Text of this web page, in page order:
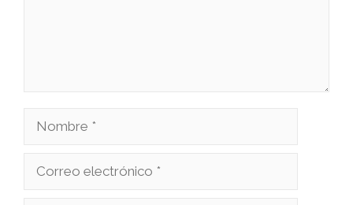
Nombre
Correo